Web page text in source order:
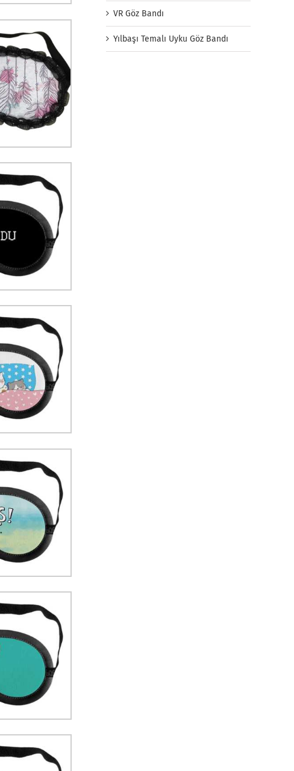
VR Göz Bandı
Yılbaşı Temalı Uyku Göz Bandı